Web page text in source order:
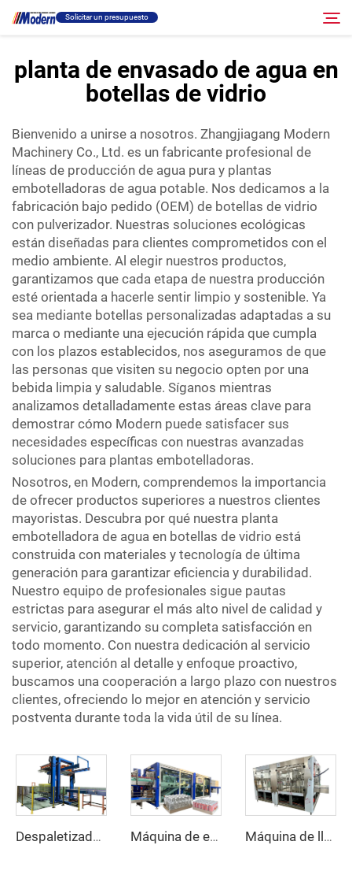
Solicitar un presupuesto
Llenado Y Empaque
Acerca
Vídeo
Contacto
Sitio RU
Buscar
planta de envasado de agua en
botellas de vidrio
Bienvenido a unirse a nosotros. Zhangjiagang Modern
Machinery Co., Ltd. es un fabricante profesional de
líneas de producción de agua pura y plantas
embotelladoras de agua potable. Nos dedicamos a la
fabricación bajo pedido (OEM) de botellas de vidrio
con pulverizador. Nuestras soluciones ecológicas
están diseñadas para clientes comprometidos con el
medio ambiente. Al elegir nuestros productos,
garantizamos que cada etapa de nuestra producción
esté orientada a hacerle sentir limpio y sostenible. Ya
sea mediante botellas personalizadas adaptadas a su
marca o mediante una ejecución rápida que cumpla
con los plazos establecidos, nos aseguramos de que
las personas que visiten su negocio opten por una
bebida limpia y saludable. Síganos mientras
analizamos detalladamente estas áreas clave para
demostrar cómo Modern puede satisfacer sus
necesidades específicas con nuestras avanzadas
soluciones para plantas embotelladoras.
Nosotros, en Modern, comprendemos la importancia
de ofrecer productos superiores a nuestros clientes
mayoristas. Descubra por qué nuestra planta
embotelladora de agua en botellas de vidrio está
construida con materiales y tecnología de última
generación para garantizar eficiencia y durabilidad.
Nuestro equipo de profesionales sigue pautas
estrictas para asegurar el más alto nivel de calidad y
servicio, garantizando su completa satisfacción en
todo momento. Con nuestra dedicación al servicio
superior, atención al detalle y enfoque proactivo,
buscamos una cooperación a largo plazo con nuestros
clientes, ofreciendo lo mejor en atención y servicio
postventa durante toda la vida útil de su línea.
Despaletizador automático de botellas Máquina de embalaje retráctil de cartón de media bandeja combinada Máquina de llenado de jugo